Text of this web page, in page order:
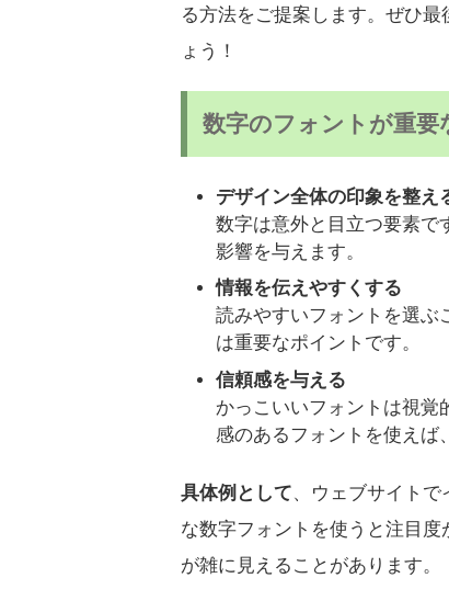
る方法をご提案します。ぜひ
ょう！
数字のフォントが重要
デザイン全体の印象を整え
数字は意外と目立つ要素で
影響を与えます。
情報を伝えやすくする
読みやすいフォントを選ぶ
は重要なポイントです。
信頼感を与える
かっこいいフォントは視覚
感のあるフォントを使えば
具体例として、ウェブサイト
な数字フォントを使うと注目
が雑に見えることがあります。